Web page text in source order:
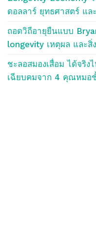
ดอลลาร์ ยุทธศาสตร์ แล
ถอดวิถีอายุยืนแบบ
longevity เหตุผล และสิ่
ชะลอสมองเสื่อม ได้จริง
เฉียบคมจาก 4 คุณหมอ